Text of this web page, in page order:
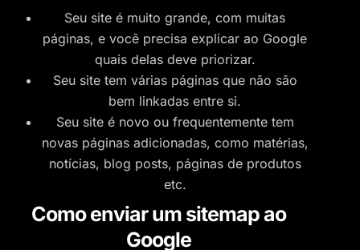
Seu site é muito grande, com muitas
páginas, e você precisa explicar ao Google
quais delas deve priorizar.
Seu site tem várias páginas que não são
bem linkadas entre si.
Seu site é novo ou frequentemente tem
novas páginas adicionadas, como matérias,
notícias, blog posts, páginas de produtos
etc.
Como enviar um sitemap ao
Google